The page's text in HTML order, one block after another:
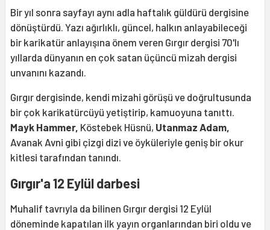
Bir yıl sonra sayfayı aynı adla haftalık güldürü dergisine
dönüştürdü. Yazı ağırlıklı, güncel, halkın anlayabileceği
bir karikatür anlayışına önem veren Gırgır dergisi 70'lı
yıllarda dünyanın en çok satan üçüncü mizah dergisi
unvanını kazandı.
Gırgır dergisinde, kendi mizahi görüşü ve doğrultusunda
bir çok karikatürcüyü yetiştirip, kamuoyuna tanıttı.
Mayk Hammer, Köstebek Hüsnü, Utanmaz Adam,
Avanak Avni gibi çizgi dizi ve öyküleriyle geniş bir okur
kitlesi tarafından tanındı.
Gırgır'a 12 Eylül darbesi
Muhalif tavrıyla da bilinen Gırgır dergisi 12 Eylül
döneminde kapatılan ilk yayın organlarından biri oldu ve